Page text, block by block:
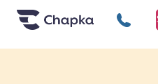
Chapka Seguro
+351 800